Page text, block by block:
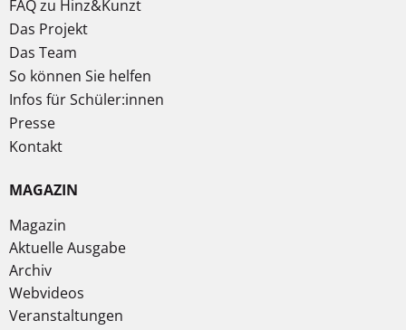
FAQ zu Hinz&Kunzt
Das Projekt
Das Team
So können Sie helfen
Infos für Schüler:innen
Presse
Kontakt
MAGAZIN
Magazin
Aktuelle Ausgabe
Archiv
Webvideos
Veranstaltungen